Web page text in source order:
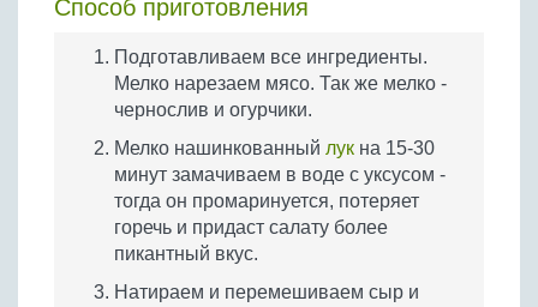
Способ приготовления
Подготавливаем все ингредиенты.
Мелко нарезаем мясо. Так же мелко -
чернослив и огурчики.
Мелко нашинкованный лук на 15-30
минут замачиваем в воде с уксусом -
тогда он промаринуется, потеряет
горечь и придаст салату более
пикантный вкус.
Натираем и перемешиваем сыр и